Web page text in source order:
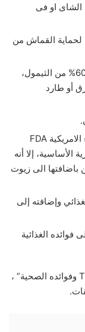
الشاى او فى
القماش من
يحتوي زيت الزيت الأساسي على 20 إلى 60% من الثيمول،
أو طارد
على الرغم من أن إدارة الغذاء والدواء الامريكية FDA
الأساسية، إلا أنه
باضافتها الى زيوت
وإضافته إلى
الغذائية
نرجو أن نكون قد وفقنا في مقال ”الزعتر Thyme وفوائده الصحية” ،